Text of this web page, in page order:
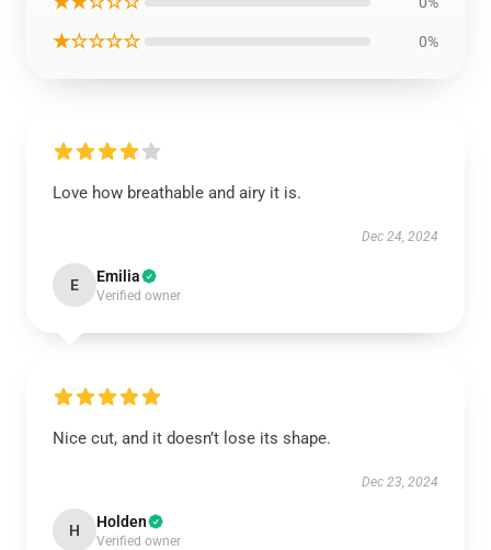
★☆☆☆☆ 0%
Love how breathable and airy it is.
Dec 24, 2024
E Emilia
Verified owner
Nice cut, and it doesn’t lose its shape.
Dec 23, 2024
H Holden
Verified owner